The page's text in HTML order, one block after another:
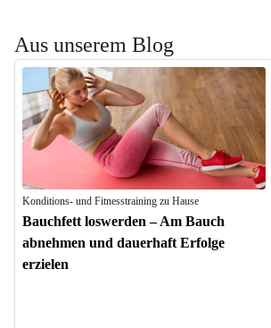
Aus unserem Blog
Konditions- und Fitnesstraining zu Hause
Bauchfett loswerden – Am Bauch
abnehmen und dauerhaft Erfolge
erzielen